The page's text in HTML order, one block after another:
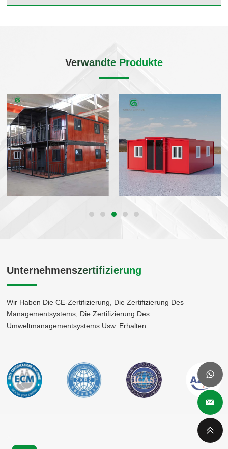
Verwandte Produkte
Unternehmenszertifizierung
Wir Haben Die CE-Zertifizierung, Die Zertifizierung Des
Managementsystems, Die Zertifizierung Des
Umweltmanagementsystems Usw. Erhalten.